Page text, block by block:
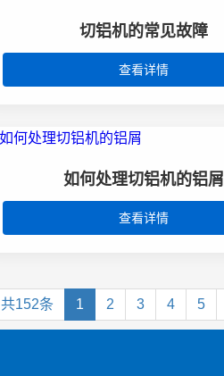
切铝机的常见故障
查看详情
如何处理切铝机的铝屑
查看详情
共152条 1 2 3 4 5